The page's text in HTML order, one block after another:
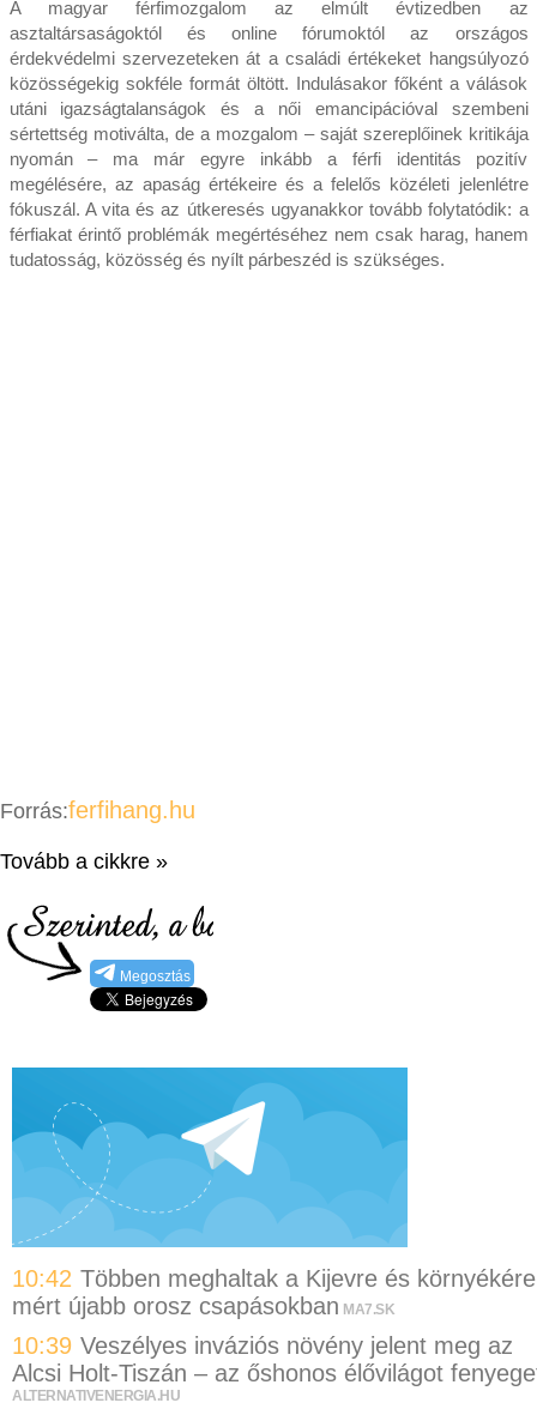
A magyar férfimozgalom az elmúlt évtizedben az
asztaltársaságoktól és online fórumoktól az országos
érdekvédelmi szervezeteken át a családi értékeket hangsúlyozó
közösségekig sokféle formát öltött. Indulásakor főként a válások
utáni igazságtalanságok és a női emancipációval szembeni
sértettség motiválta, de a mozgalom – saját szereplőinek kritikája
nyomán – ma már egyre inkább a férfi identitás pozitív
megélésére, az apaság értékeire és a felelős közéleti jelenlétre
fókuszál. A vita és az útkeresés ugyanakkor tovább folytatódik: a
férfiakat érintő problémák megértéséhez nem csak harag, hanem
tudatosság, közösség és nyílt párbeszéd is szükséges.
Forrás:ferfihang.hu
Tovább a cikkre »
Megosztás
10:42 Többen meghaltak a Kijevre és környékére
mért újabb orosz csapásokban MA7.SK
10:39 Veszélyes inváziós növény jelent meg az
Alcsi Holt-Tiszán – az őshonos élővilágot
ALTERNATIVENERGIA.HU